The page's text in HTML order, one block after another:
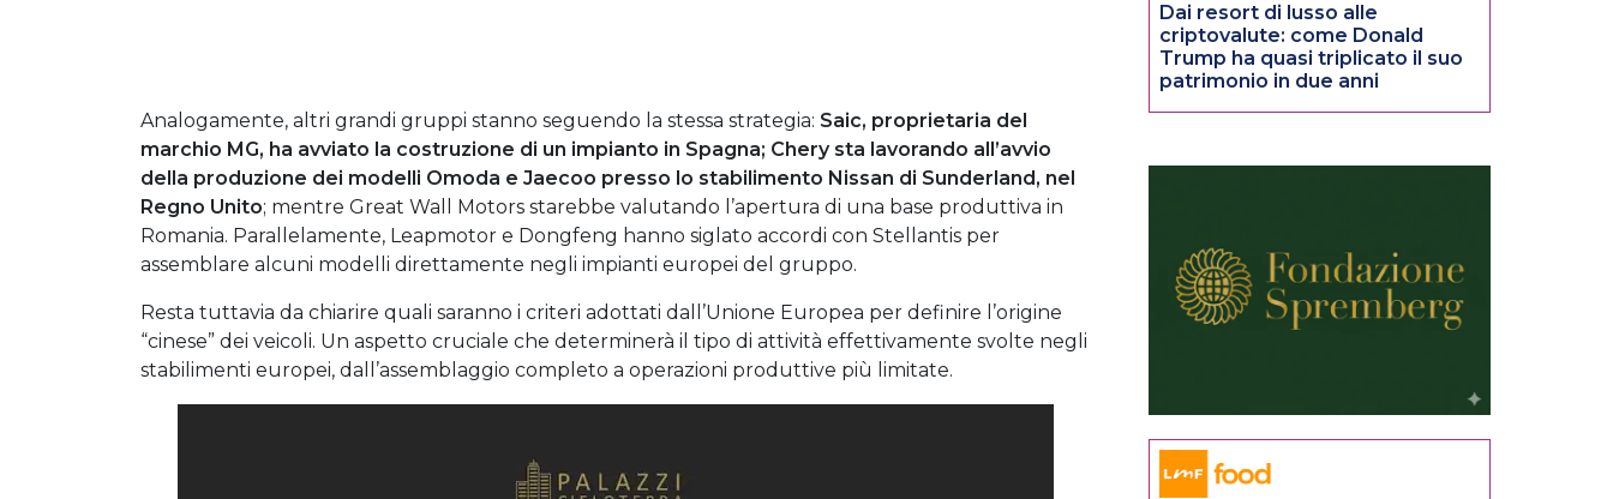
Analogamente, altri grandi gruppi stanno seguendo la stessa strategia: Saic, proprietaria del
marchio MG, ha avviato la costruzione di un impianto in Spagna; Chery sta lavorando all’avvio
della produzione dei modelli Omoda e Jaecoo presso lo stabilimento Nissan di Sunderland, nel
Regno Unito; mentre Great Wall Motors starebbe valutando l’apertura di una base produttiva in
Romania. Parallelamente, Leapmotor e Dongfeng hanno siglato accordi con Stellantis per
assemblare alcuni modelli direttamente negli impianti europei del gruppo.
Resta tuttavia da chiarire quali saranno i criteri adottati dall’Unione Europea per definire l’origine
“cinese” dei veicoli. Un aspetto cruciale che determinerà il tipo di attività effettivamente svolte negli
stabilimenti europei, dall’assemblaggio completo a operazioni produttive più limitate.
Dai resort di lusso alle
criptovalute: come Donald
Trump ha quasi triplicato il suo
patrimonio in due anni